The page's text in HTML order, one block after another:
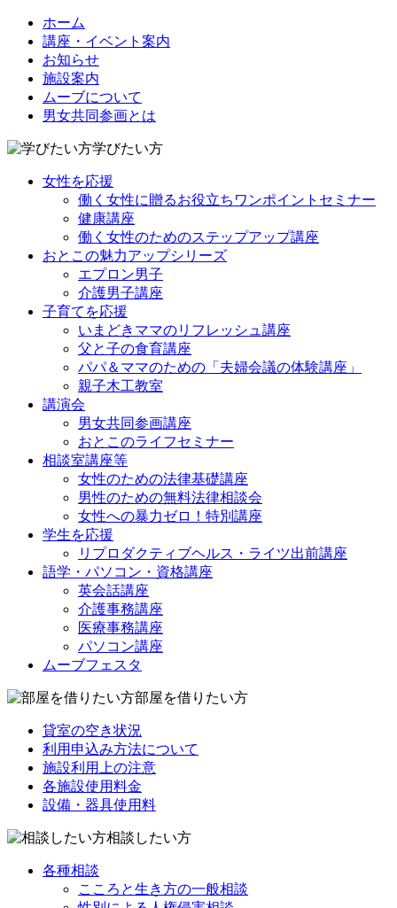
ホーム
講座・イベント案内
お知らせ
施設案内
ムーブについて
男女共同参画とは
学びたい方
女性を応援
働く女性に贈るお役立ちワンポイントセミナー
健康講座
働く女性のためのステップアップ講座
おとこの魅力アップシリーズ
エプロン男子
介護男子講座
子育てを応援
いまどきママのリフレッシュ講座
父と子の食育講座
パパ＆ママのための「夫婦会議の体験講座」
親子木工教室
講演会
男女共同参画講座
おとこのライフセミナー
相談室講座等
女性のための法律基礎講座
男性のための無料法律相談会
女性への暴力ゼロ！特別講座
学生を応援
リプロダクティブヘルス・ライツ出前講座
語学・パソコン・資格講座
英会話講座
介護事務講座
医療事務講座
パソコン講座
ムーブフェスタ
部屋を借りたい方
貸室の空き状況
利用申込み方法について
施設利用上の注意
各施設使用料金
設備・器具使用料
相談したい方
各種相談
こころと生き方の一般相談